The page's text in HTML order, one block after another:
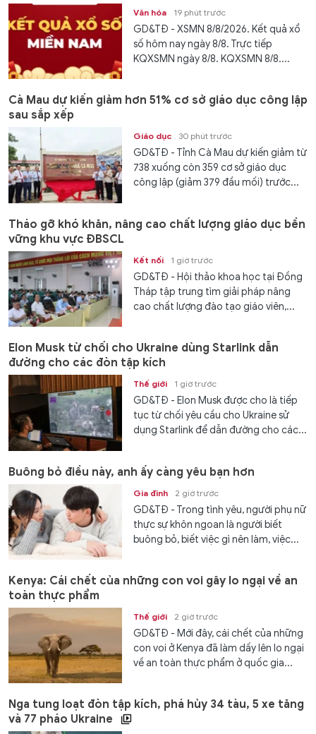
Văn hóa 19 phút trước
GD&TĐ - XSMN 8/8/2026. Kết quả xổ
số hôm nay ngày 8/8. Trực tiếp
KQXSMN ngày 8/8. KQXSMN 8/8....
Cà Mau dự kiến giảm hơn 51% cơ sở giáo dục công lập
sau sắp xếp
Giáo dục 30 phút trước
GD&TĐ - Tỉnh Cà Mau dự kiến giảm từ
738 xuống còn 359 cơ sở giáo dục
công lập (giảm 379 đầu mối) trước...
Tháo gỡ khó khăn, nâng cao chất lượng giáo dục bền
vững khu vực ĐBSCL
Kết nối 1 giờ trước
GD&TĐ - Hội thảo khoa học tại Đồng
Tháp tập trung tìm giải pháp nâng
cao chất lượng đào tạo giáo viên,...
Elon Musk từ chối cho Ukraine dùng Starlink dẫn
đường cho các đòn tập kích
Thế giới 1 giờ trước
GD&TĐ - Elon Musk được cho là tiếp
tục từ chối yêu cầu cho Ukraine sử
dụng Starlink để dẫn đường cho các...
Buông bỏ điều này, anh ấy càng yêu bạn hơn
Gia đình 2 giờ trước
GD&TĐ - Trong tình yêu, người phụ nữ
thực sự khôn ngoan là người biết
buông bỏ, biết việc gì nên làm, việc...
Kenya: Cái chết của những con voi gây lo ngại về an
toàn thực phẩm
Thế giới 2 giờ trước
GD&TĐ - Mới đây, cái chết của những
con voi ở Kenya đã làm dấy lên lo ngại
về an toàn thực phẩm ở quốc gia...
Nga tung loạt đòn tập kích, phá hủy 34 tàu, 5 xe tăng
và 77 pháo Ukraine